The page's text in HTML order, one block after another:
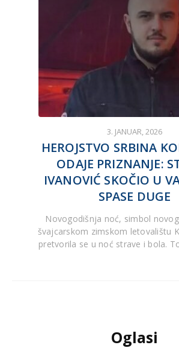
3. JANUAR, 2026
HEROJSTVO SRBINA
ODAJE PRIZNANJE:
IVANOVIĆ SKOČIO U
SPASE DUGE
Novogodišnja noć, simbol
švajcarskom zimskom letovalištu
pretvorila se u noć strave i bola.
Oglasi